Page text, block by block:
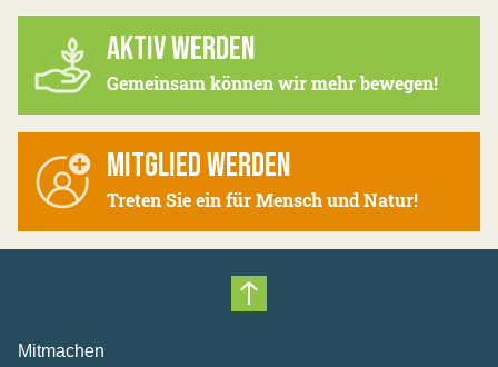
AKTIV WERDEN
Gemeinsam können wir mehr bewegen!
MITGLIED WERDEN
Treten Sie ein für Mensch und Natur!
Nach oben scrollen
Mitmachen